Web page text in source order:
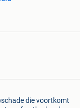
die voortkomt